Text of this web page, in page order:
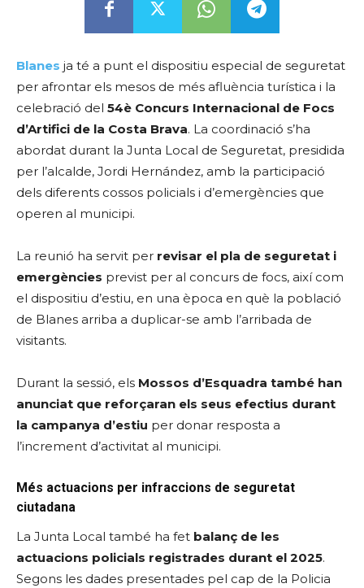
Blanes ja té a punt el dispositiu especial de seguretat
per afrontar els mesos de més afluència turística i la
celebració del 54è Concurs Internacional de Focs
d’Artifici de la Costa Brava. La coordinació s’ha
abordat durant la Junta Local de Seguretat, presidida
per l’alcalde, Jordi Hernández, amb la participació
dels diferents cossos policials i d’emergències que
operen al municipi.
La reunió ha servit per revisar el pla de seguretat i
emergències previst per al concurs de focs, així com
el dispositiu d’estiu, en una època en què la població
de Blanes arriba a duplicar-se amb l’arribada de
visitants.
Durant la sessió, els Mossos d’Esquadra també han
anunciat que reforçaran els seus efectius durant
la campanya d’estiu per donar resposta a
l’increment d’activitat al municipi.
Més actuacions per infraccions de seguretat
ciutadana
La Junta Local també ha fet balanç de les
actuacions policials registrades durant el 2025.
Segons les dades presentades pel cap de la Policia